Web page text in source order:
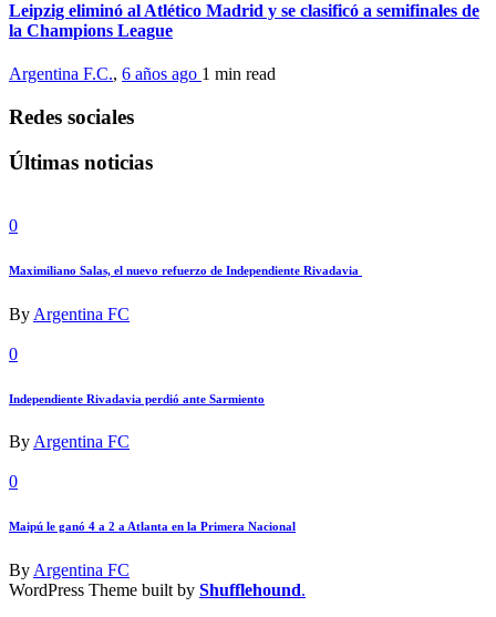
Leipzig eliminó al Atlético Madrid y se clasificó a semifinales de
la Champions League
Argentina F.C., 6 años ago 1 min read
Redes sociales
Últimas noticias
0
Maximiliano Salas, el nuevo refuerzo de Independiente Rivadavia
By Argentina FC
0
Independiente Rivadavia perdió ante Sarmiento
ByArgentina FC
0
Maipú le ganó 4 a 2 a Atlanta en la Primera Nacional
ByArgentina FC
WordPress Theme built by Shufflehound.